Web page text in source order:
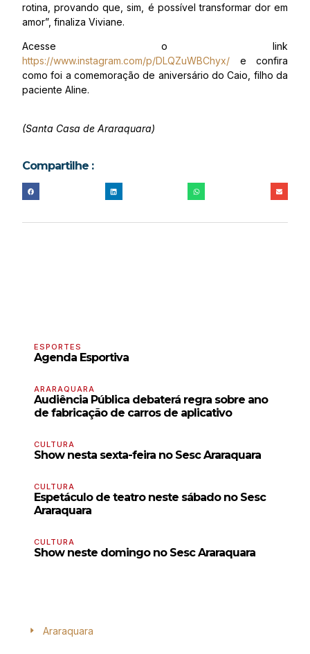
rotina, provando que, sim, é possível transformar dor em
amor”, finaliza Viviane.
Acesse o link
https://www.instagram.com/p/DLQZuWBChyx/ e confira
como foi a comemoração de aniversário do Caio, filho da
paciente Aline.
(Santa Casa de Araraquara)
Compartilhe :
ESPORTES
Agenda Esportiva
ARARAQUARA
Audiência Pública debaterá regra sobre ano
de fabricação de carros de aplicativo
CULTURA
Show nesta sexta-feira no Sesc Araraquara
CULTURA
Espetáculo de teatro neste sábado no Sesc
Araraquara
CULTURA
Show neste domingo no Sesc Araraquara
Araraquara